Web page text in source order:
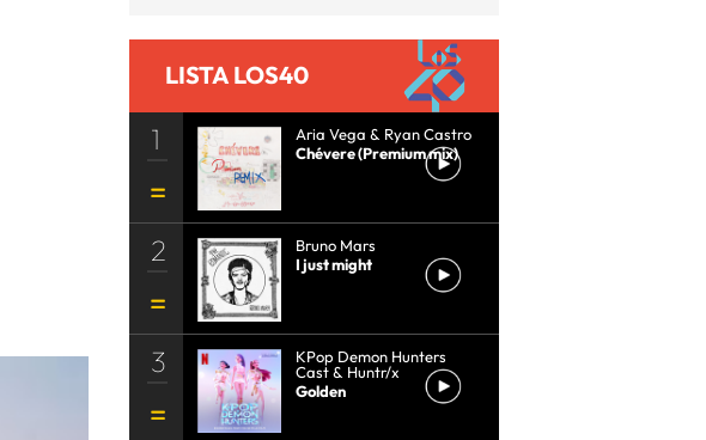
LISTA LOS40
1
Aria Vega & Ryan Castro
Chévere (Premium mix)
2
Bruno Mars
I just might
3
KPop Demon Hunters
Cast & Huntr/x
Golden